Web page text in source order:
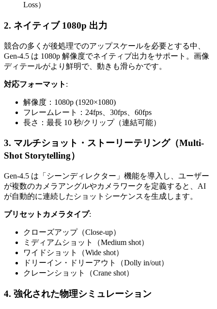
Loss）
2. ネイティブ 1080p 出力
競合の多くが後処理でのアップスケールを必要とする中、
Gen-4.5 は 1080p 解像度でネイティブ出力をサポート。画像
ディテールがより鮮明で、動きも滑らかです。
対応フォーマット :
解像度：1080p (1920×1080)
フレームレート：24fps、30fps、60fps
長さ：最長 10 秒/クリップ（連結可能）
3. マルチショット・ストーリーテリング（Multi-
Shot Storytelling）
Gen-4.5 は「シーンディレクター」機能を導入し、ユーザー
が複数のカメラアングルやカメラワークを定義すると、AI
が自動的に連続したショットシーケンスを生成します。
プリセットカメラタイプ:
クローズアップ（Close-up）
ミディアムショット（Medium shot）
ワイドショット（Wide shot）
ドリーイン・ドリーアウト（Dolly in/out）
クレーンショット（Crane shot）
4. 強化された物理シミュレーション